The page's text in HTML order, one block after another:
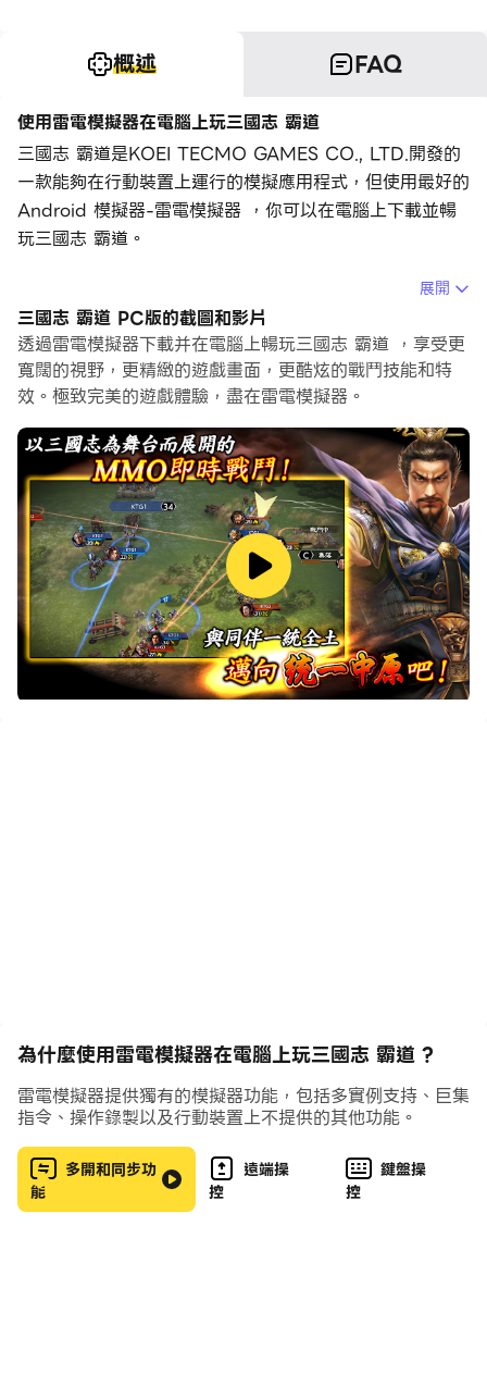
概述 FAQ
使用雷電模擬器在電腦上玩三國志 霸道
三國志 霸道是KOEI TECMO GAMES CO., LTD.開發的
一款能夠在行動裝置上運行的模擬應用程式，但使用最好的
Android 模擬器-雷電模擬器 ，你可以在電腦上下載並暢
玩三國志 霸道。
在電腦上運行三國志 霸道，您可以在大螢幕上清晰地瀏覽,
而用滑鼠和鍵盤操控應用程式比用觸摸屏鍵盤要快得多，同
時你將永遠不必擔心設備的電量問題。
通過多開和同步功能，你甚至可以在PC上運行多個應用程
而文件互傳功能讓分享圖像、影片和文件也變得非常容易。
下載三國志 霸道並在PC上運行。享受PC端的大螢幕和高
畫質畫質吧!
由「日本光榮特庫摩」開發的MMO戰略模擬手遊《三國志
霸道》正式推出
►透過3D大地圖指揮號令，享受千人戰場的即時戰鬥快感
►管理內政、發展都市建設，運用戰略來強化自己的勢力
►經典武將日文配音，搭配戰鬥動畫重現亂世武將個性
【遊戲特色】
◆個性豐富、勇猛善戰的三國代表武將◆
曹操、劉備、孫權、呂布……等多位三國志武將與你一起並
肩作戰！遊戲中每個武將都會有不同的技能、能力屬性，顯
展開
三國志 霸道 PC版的截圖和影片
透過雷電模擬器下載并在電腦上暢玩三國志 霸道 ，享受更
寬闊的視野，更精緻的遊戲畫面，更酷炫的戰鬥技能和特
效。極致完美的遊戲體驗，盡在雷電模擬器。
為什麼使用雷電模擬器在電腦上玩三國志 霸道 ?
雷電模擬器提供獨有的模擬器功能，包括多實例支持、巨集
指令、操作錄製以及行動裝置上不提供的其他功能。
多開和同步功
能
遠端操
控
鍵盤操
控